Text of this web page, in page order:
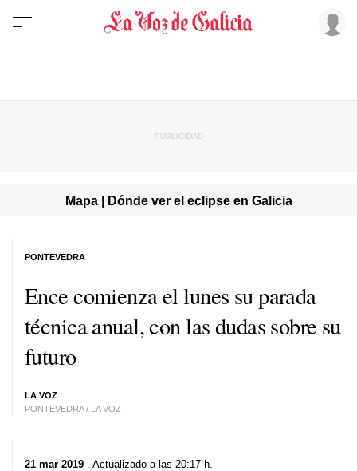
Mapa | Dónde ver el eclipse en Galicia
Ence comienza el lunes su parada
técnica anual, con las dudas sobre su
futuro
LA VOZ
PONTEVEDRA / LA VOZ
PONTEVEDRA
21 mar 2019 . Actualizado a las 20:17 h.